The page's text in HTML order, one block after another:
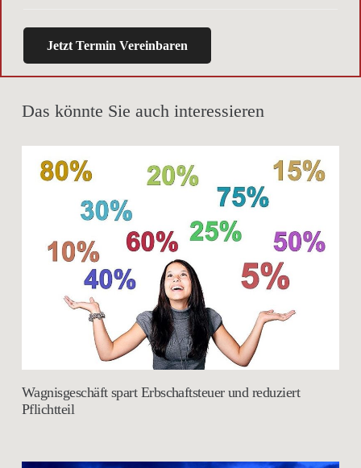
Jetzt Termin Vereinbaren
Das könnte Sie auch interessieren
Wagnisgeschäft spart Erbschaftsteuer und reduziert
Pflichtteil